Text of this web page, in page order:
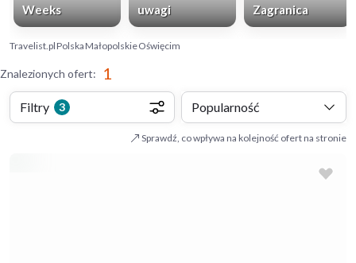
Weeks
uwagi
Zagranica
Travelist.plPolskaMałopolskieOświęcim
Znalezionych ofert: 1
Filtry 3 Popularność
Sprawdź, co wpływa na kolejność ofert na stronie